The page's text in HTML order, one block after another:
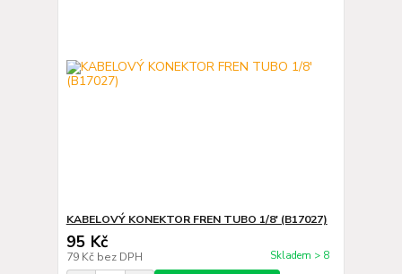
KABELOVÝ KONEKTOR FREN TUBO 1/8' (B17027)
95 Kč
79 Kč bez DPH Skladem > 8